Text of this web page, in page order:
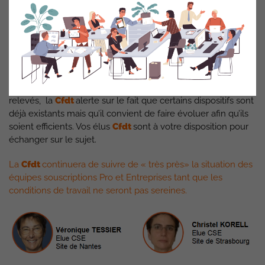
continuer l’accompagnement des nouveaux managers,
Cohésion d’équipe : favoriser du temps dédié à la vie
de l’équipe, en dehors des réunions business,
Relations avec le réseau: lutter contre les incivilités
envers les souscripteurs, la direction doit agir.
D’autres axes d’amélioration propres à chaque région ont été
relevés, la Cfdtalerte sur le fait que certains dispositifs sont
déjà existants mais qu’il convient de faire évoluer afin qu’ils
soient efficients. Vos élus Cfdtsont à votre disposition pour
échanger sur le sujet.
La Cfdtcontinuera de suivre de « très près» la situation des
équipes souscriptions Pro et Entreprises tant que les
conditions de travail ne seront pas sereines.